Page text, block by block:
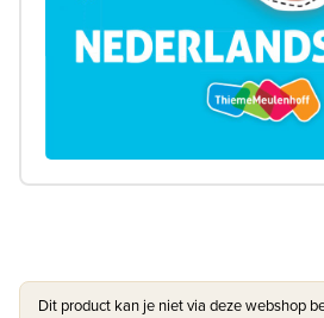
Dit product kan je niet via deze webshop